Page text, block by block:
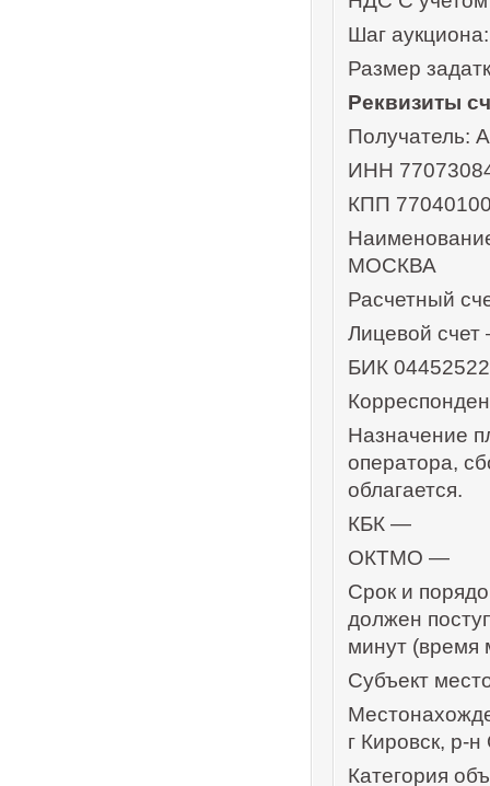
Шаг
Размер
Реквизиты
Получатель:
ИНН
КПП
МОСКВА
Расчетный
Лицевой
БИК
Назначение
оператора,
облагается.
КБК —
ОКТМО —
Срок и
должен
минут (время
Субъект
г Кировск, р-
Категория